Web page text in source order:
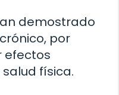
demostrado
por
efectos
física.